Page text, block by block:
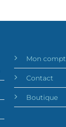
Mon
Contact
Boutique